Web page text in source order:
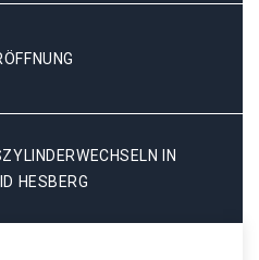
IN H
HESBERG